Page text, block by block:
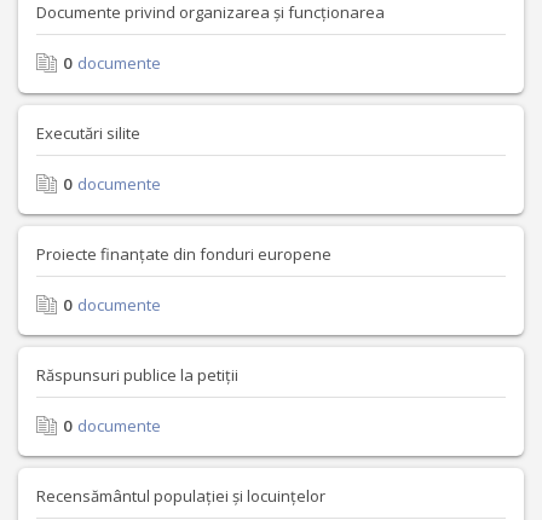
Documente privind organizarea și funcționarea
0 documente
Executări silite
0 documente
Proiecte finanțate din fonduri europene
0 documente
Răspunsuri publice la petiții
0 documente
Recensământul populației și locuințelor